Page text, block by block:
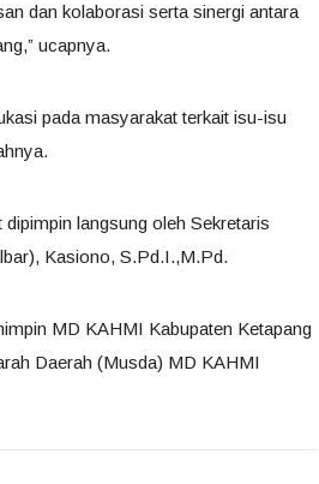
dan kolaborasi serta sinergi antara
ucapnya.
pada masyarakat terkait isu-isu
langsung oleh Sekretaris
Kasiono, S.Pd.I.,M.Pd.
MD KAHMI Kabupaten Ketapang
Daerah (Musda) MD KAHMI